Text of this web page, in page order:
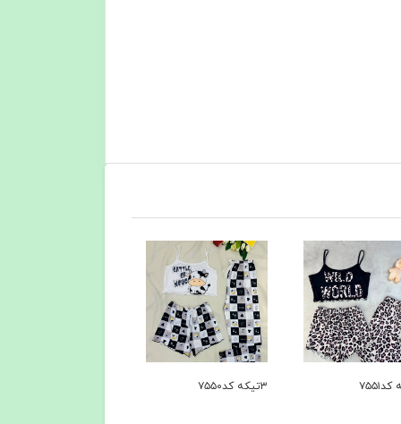
۳تیکه کد۷۵۴۹